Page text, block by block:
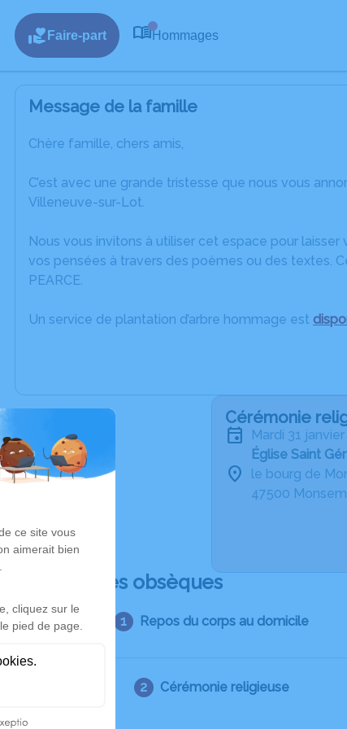
Faire-part Hommages
Message de la famille
Chère famille, chers amis,
C’est avec une grande tristesse que nous vous
Villeneuve-sur-Lot.
Nous vous invitons à utiliser cet espace pour
vos pensées à travers des poèmes ou des textes.
PEARCE.
Un service de plantation d’arbre hommage est
Cérémonie
mardi 31
Église Saint
le bourg de
47500
Déroulé des obsèques
Repos du corps au domicile
Cérémonie religieuse